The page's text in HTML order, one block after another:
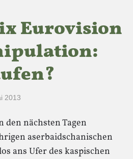
Eurovision
2013
den nächsten Tagen
aserbaidschanischen
ans Ufer des kaspischen